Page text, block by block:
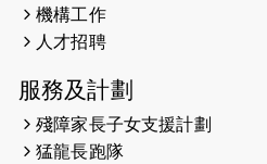
2026-05-21
2026-05-14
（19:00開始）
機構工作
人才招聘
服務及計劃
殘障家長子女支援計劃
猛龍長跑隊